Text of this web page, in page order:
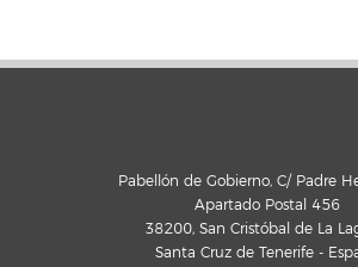
Pabellón de Gobierno, C/ Padre
Apartado Postal 456
38200, San Cristóbal de La
Santa Cruz de Tenerife -